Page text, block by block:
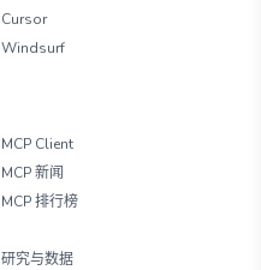
Cursor
Windsurf
MCP Client
MCP 新闻
MCP 排行榜
研究与数据